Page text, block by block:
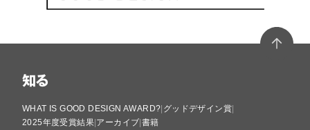
知る
WHAT IS GOOD DESIGN AWARD? グッドデザイン賞
2025年度受賞結果 アーカイブ 書籍